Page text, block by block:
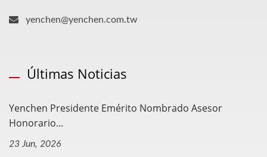
yenchen@yenchen.com.tw
Últimas Noticias
Yenchen Presidente Emérito Nombrado Asesor
Honorario...
23 Jun, 2026